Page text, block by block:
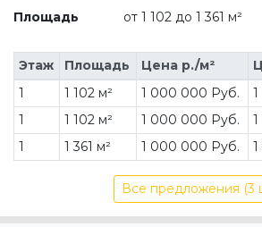
Площадь
от 1 102 до 1 361 м²
Этаж Площадь Цена р./м²
1
1 102 м² 1 000 000 Руб.
1
1 102 м² 1 000 000 Руб.
1
1 361 м² 1 000 000 Руб.
Все предложения (3